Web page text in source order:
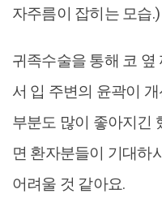
자주름이 잡히는 모습.)
귀족수술을 통해 코 옆
서 입 주변의 윤곽이
부분도 많이 좋아지긴
면 환자분들이 기대하
어려울 것 같아요.